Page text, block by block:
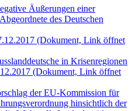
Äußerungen einer
des Deutschen
(Dokument, Link öffnet
in Krisenregionen
(Dokument, Link öffnet
der EU-Kommission für
hinsichtlich der